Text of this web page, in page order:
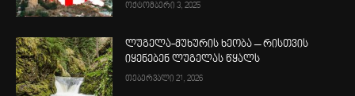
ოქტომბერი 3, 2025
ლუგელა-მუხურის ხეობა – რისთვის
იყენებენ ლუგელას წყალს
თებერვალი 21, 2026